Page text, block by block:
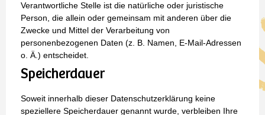
Verantwortliche Stelle ist die natürliche oder juristische
Person, die allein oder gemeinsam mit anderen über die
Zwecke und Mittel der Verarbeitung von
personenbezogenen Daten (z. B. Namen, E-Mail-Adressen
o. Ä.) entscheidet.
Speicherdauer
Soweit innerhalb dieser Datenschutzerklärung keine
speziellere Speicherdauer genannt wurde, verbleiben Ihre